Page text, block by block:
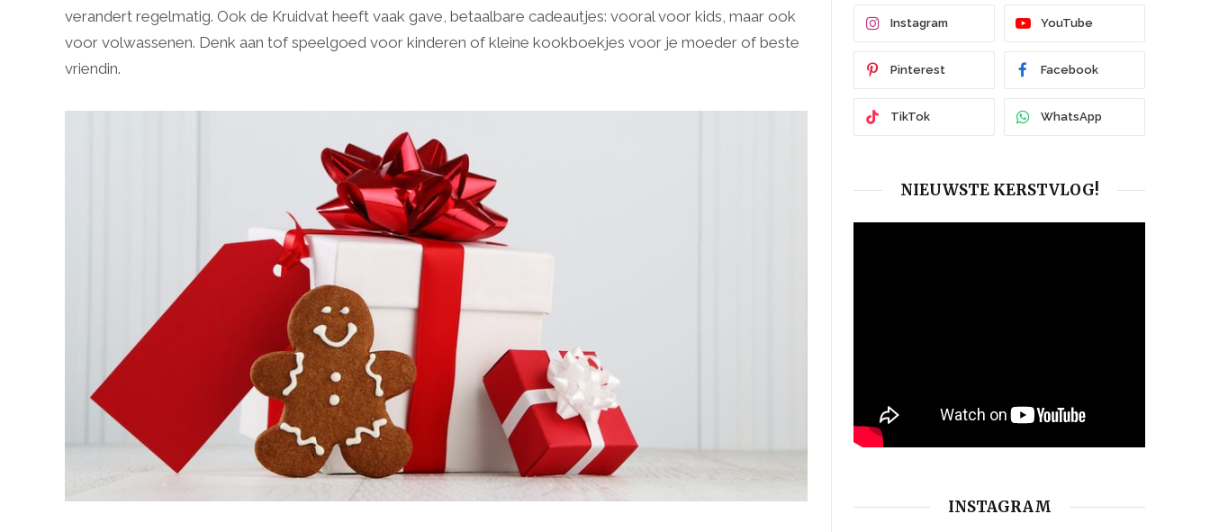
verandert regelmatig. Ook de Kruidvat heeft vaak gave, betaalbare cadeautjes: vooral voor kids, maar ook
voor volwassenen. Denk aan tof speelgoed voor kinderen of kleine kookboekjes voor je moeder of beste
vriendin.
Instagram YouTube
Pinterest Facebook
TikTok WhatsApp
NIEUWSTE KERSTVLOG!
INSTAGRAM